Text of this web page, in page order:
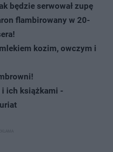
będzie serwował zupę
flambirowany w 20-
kozim, owczym i
ich książkami -